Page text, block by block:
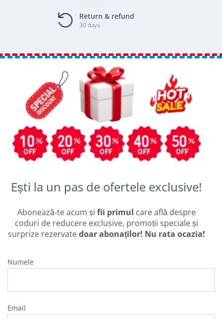
Return & refund
30 days
Ești la un pas de ofertele exclusive!
Abonează-te acum și fii primul care află despre
coduri de reducere exclusive, promoții speciale și
surprize rezervatedoar abonaților! Nu rata ocazia!
Numele
email